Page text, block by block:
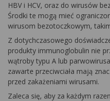
HBV i HCV, oraz do wirusów
Środki te mogą mieć
wirusom bezotoczkowym,
Z dotychczasowego
produkty immunoglobulin nie
wątroby typu A lub
zawarte przeciwciała mają
przed zakażeniami wirusami.
Zaleca się, aby za każdym